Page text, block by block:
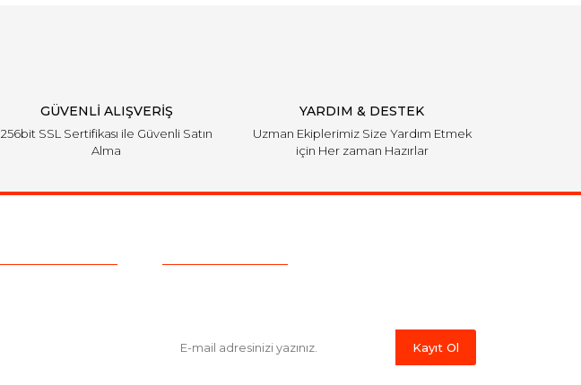
GÜVENLİ ALIŞVERİŞ
256bit SSL Sertifikası ile Güvenli Satın
Alma
YARDIM & DESTEK
Uzman Ekiplerimiz Size Yardım Etmek
için Her zaman Hazırlar
Kayıt Ol